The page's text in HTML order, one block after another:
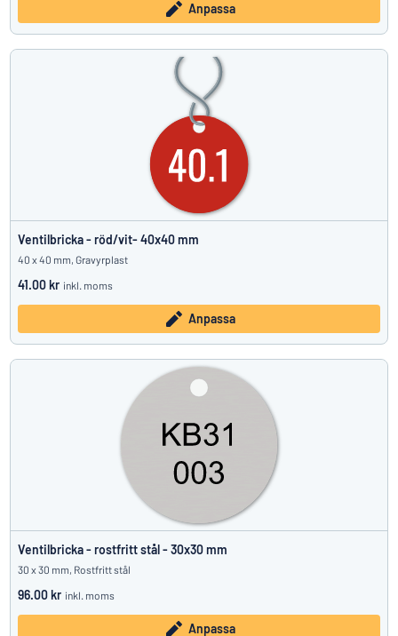
Anpassa
Ventilbricka - röd/vit- 40x40 mm
40 x 40 mm, Gravyrplast
41.00 kr inkl. moms
Anpassa
Ventilbricka - rostfritt stål - 30x30 mm
30 x 30 mm, Rostfritt stål
96.00 kr inkl. moms
Anpassa